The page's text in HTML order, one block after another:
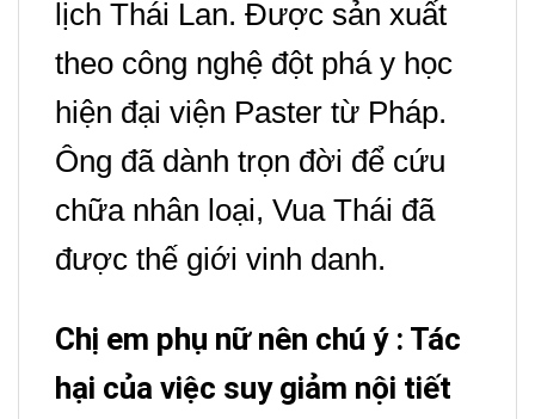
lịch Thái Lan. Được sản xuất
theo công nghệ đột phá y học
hiện đại viện Paster từ Pháp.
Ông đã dành trọn đời để cứu
chữa nhân loại, Vua Thái đã
được thế giới vinh danh.
Chị em phụ nữ nên chú ý : Tác
hại của việc suy giảm nội tiết